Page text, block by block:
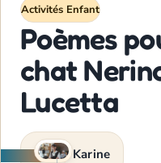
Activités Enfant
Poèmes
chat
Lucetta
Karine